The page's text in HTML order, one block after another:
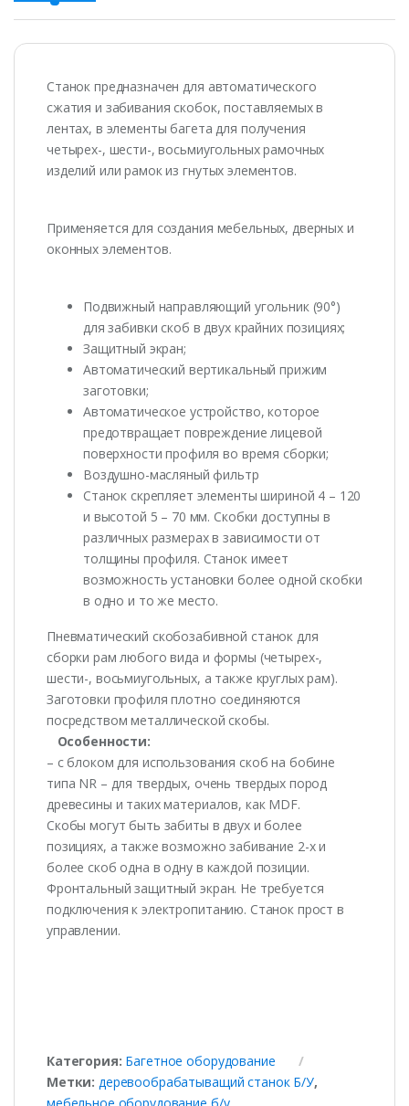
Станок предназначен для автоматического
сжатия и забивания cкобок, поставляемых в
лентах, в элементы багета для получения
четырех-, шести-, восьмиугольных рамочных
изделий или рамок из гнутых элементов.
Применяется для создания мебельных, дверных и
оконных элементов.
Подвижный направляющий угольник (90°)
для забивки скоб в двух крайних позициях;
Защитный экран;
Автоматический вертикальный прижим
заготовки;
Автоматическое устройство, которое
предотвращает повреждение лицевой
поверхности профиля во время сборки;
Воздушно-масляный фильтр
Станок скрепляет элементы шириной 4 – 120
и высотой 5 – 70 мм. Скобки доступны в
различных размерах в зависимости от
толщины профиля. Станок имеет
возможность установки более одной скобки
в одно и то же место.
Пневматический скобозабивной станок для
сборки рам любого вида и формы (четырех-,
шести-, восьмиугольных, а также круглых рам).
Заготовки профиля плотно соединяются
посредством металлической скобы.
Особенности:
– с блоком для использования скоб на бобине
типа NR – для твердых, очень твердых пород
древесины и таких материалов, как MDF.
Скобы могут быть забиты в двух и более
позициях, а также возможно забивание 2-х и
более скоб одна в одну в каждой позиции.
Фронтальный защитный экран. Не требуется
подключения к электропитанию. Станок прост в
управлении.
Категория: Багетное оборудование
Метки:деревообрабатыващий станок Б/У,